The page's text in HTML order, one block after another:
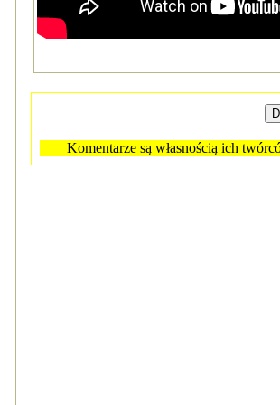
Komentarze są własnością ich